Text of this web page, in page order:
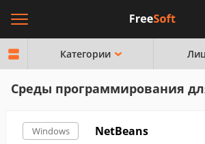
Категории
Среды программирования
Windows NetBeans